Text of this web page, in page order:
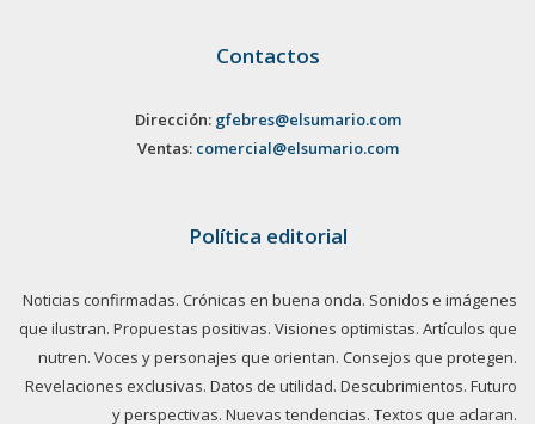
Contactos
Dirección: gfebres@elsumario.com
Ventas: comercial@elsumario.com
Política editorial
Noticias confirmadas. Crónicas en buena onda. Sonidos e imágenes
que ilustran. Propuestas positivas. Visiones optimistas. Artículos que
nutren. Voces y personajes que orientan. Consejos que protegen.
Revelaciones exclusivas. Datos de utilidad. Descubrimientos. Futuro
y perspectivas. Nuevas tendencias. Textos que aclaran.